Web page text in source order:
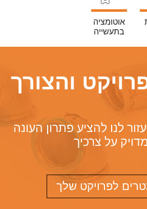
אוטומציה
בתעשייה
והצורך
לנו להציע פתרון העונה
על צרכיך
לפרויקט שלך